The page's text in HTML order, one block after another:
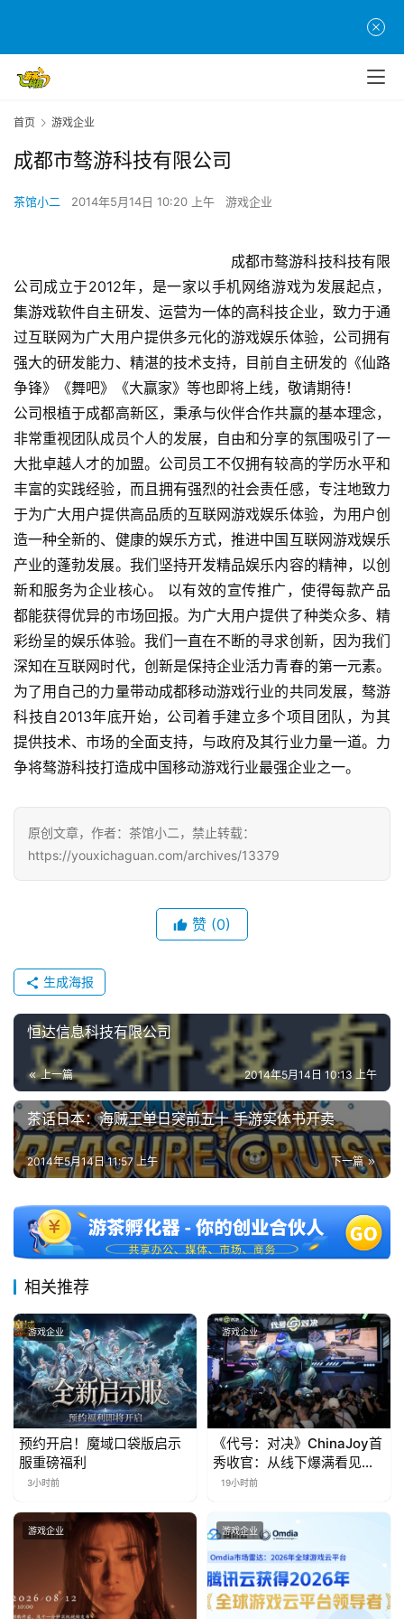
游
茶
原
创
游
戏
业
界
手
机
游
戏
单
机
游
戏
休
戏
第
十
三
届
茶
奖
月
3
0
日
游
茶
对
接
会
上
首页 游戏企业
成都市骜游科技有限公司
茶馆小二 2014年5月14日 10:20 上午 游戏企业
公司成立于2012年，是一家以手机网络游戏为发展起点，
集游戏软件自主研发、运营为一体的高科技企业，致力于通
过互联网为广大用户提供多元化的游戏娱乐体验，公司拥有
强大的研发能力、精湛的技术支持，目前自主研发的《仙路
争锋》《舞吧》
《大赢家》 等也即将上线，敬请期待！
公司根植于成都高新区，秉承与伙伴合作共赢的基本理念，
非常重视团队成员个人的发展，自由和分享的氛围吸引了一
大批卓越人才的加盟。公司员工不仅拥有较高的学历水平和
丰富的实践经验，而且拥有强烈的社会责任感，专注地致力
于为广大用户提供高品质的互联网游戏娱乐体验，为用户创
造一种全新的、健康的娱乐方式，推进中国互联网游戏娱乐
产业的蓬勃发展。我们坚持开发精品娱乐内容的精神，以创
新和服务为企业核心。 以有效的宣传推广，使得每款产品
都能获得优异的市场回报。为广大用户提供了种类众多、精
彩纷呈的娱乐体验。我们一直在不断的寻求创新，因为我们
深知在互联网时代，创新是保持企业活力青春的第一元素。
为了用自己的力量带动成都移动游戏行业的共同发展，骜游
科技自2013年底开始，公司着手建立多个项目团队，为其
提供技术、市场的全面支持，与政府及其行业力量一道。力
原创文章，作者：茶馆小二，禁止转载：
https://youxichaguan.com/archives/13379
赞 (0)
生成海报
恒达信息科技有限公司
上一篇 2014年5月14日 10:13 上午
茶话日本：海贼王单日突前五十 手游实体书开卖
下一篇
2014年5月14日 11:57 上午
相关推荐
游戏企业
预约开启！魔域口袋版启示
服重磅福利
3小时前
游戏企业
《代号：对决》ChinaJoy首
秀收官：从线下爆满看见玩
家的真实期待
19小时前
游戏企业 游戏企业